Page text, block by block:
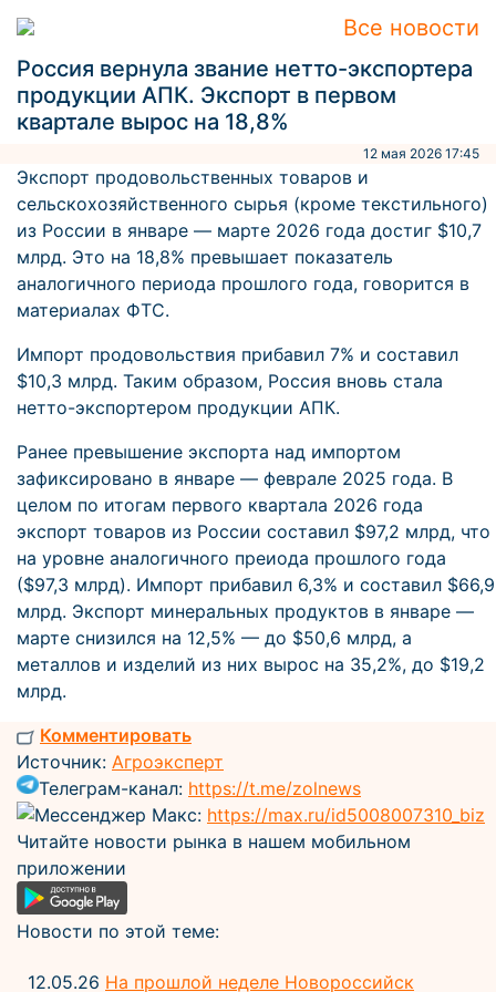
Все новости
Россия вернула звание нетто-экспортера
продукции АПК. Экспорт в первом
квартале вырос на 18,8%
12 мая 2026 17:45
Экспорт продовольственных товаров и
сельскохозяйственного сырья (кроме текстильного)
из России в январе — марте 2026 года достиг $10,7
млрд. Это на 18,8% превышает показатель
аналогичного периода прошлого года, говорится в
материалах ФТС.
Импорт продовольствия прибавил 7% и составил
$10,3 млрд. Таким образом, Россия вновь стала
нетто-экспортером продукции АПК.
Ранее превышение экспорта над импортом
зафиксировано в январе — феврале 2025 года. В
целом по итогам первого квартала 2026 года
экспорт товаров из России составил $97,2 млрд, что
на уровне аналогичного преиода прошлого года
($97,3 млрд). Импорт прибавил 6,3% и составил $66,9
млрд. Экспорт минеральных продуктов в январе —
марте снизился на 12,5% — до $50,6 млрд, а
металлов и изделий из них вырос на 35,2%, до $19,2
млрд.
Комментировать
Источник: Агроэксперт
Телеграм-канал: https://t.me/zolnews
Мессенджер Макс: https://max.ru/id5008007310_biz
Читайте новости рынка в нашем мобильном
приложении
Новости по этой теме:
12.05.26 На прошлой неделе Новороссийск